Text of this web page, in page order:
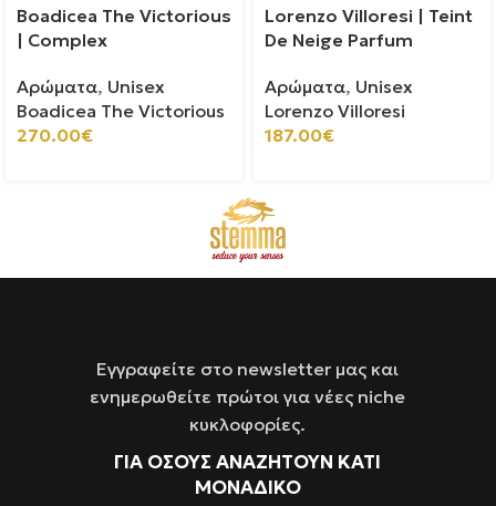
Boadicea The Victorious
| Complex
Αρώματα, Unisex
Boadicea The Victorious
270.00€
Lorenzo Villoresi | Teint
De Neige Parfum
Αρώματα, Unisex
Lorenzo Villoresi
187.00€
Εγγραφείτε στο newsletter μας και
ενημερωθείτε πρώτοι για νέες niche
κυκλοφορίες.
ΓΙΑ ΌΣΟΥΣ ΑΝΑΖΗΤΟΥΝ ΚΑΤΙ
ΜΟΝΑΔΙΚΟ